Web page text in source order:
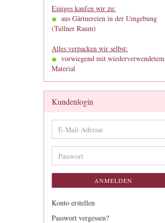
Einiges kaufen wir zu:
aus Gärtnereien in der Umgebung
(Tullner Raum)
Alles verpacken wir selbst:
vorwiegend mit wiederverwendetem
Material
Kundenlogin
E-
Mail-
Adresse
Passwort
ANMELDEN
Konto erstellen
Passwort vergessen?